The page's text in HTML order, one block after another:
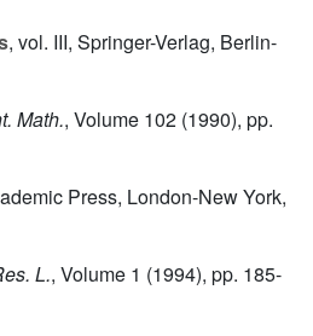
, vol. III, Springer-Verlag, Berlin-
Math., Volume 102 (1990), pp.
Press, London-New York,
L., Volume 1 (1994), pp. 185-